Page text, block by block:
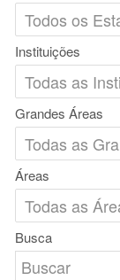
Instituições
Grandes Áreas
Áreas
Busca